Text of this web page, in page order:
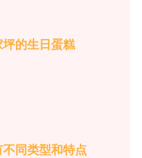
的生日蛋糕
同类型和特点